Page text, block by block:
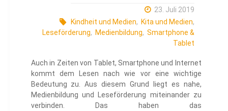
23. Juli 2019
Kindheit und Medien, Kita und Medien,
Leseförderung, Medienbildung, Smartphone &
Tablet
Auch in Zeiten von Tablet, Smartphone und Internet
kommt dem Lesen nach wie vor eine wichtige
Bedeutung zu. Aus diesem Grund liegt es nahe,
Medienbildung und Leseförderung miteinander zu
verbinden. Das haben das